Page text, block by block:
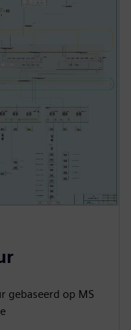
gebaseerd op MS